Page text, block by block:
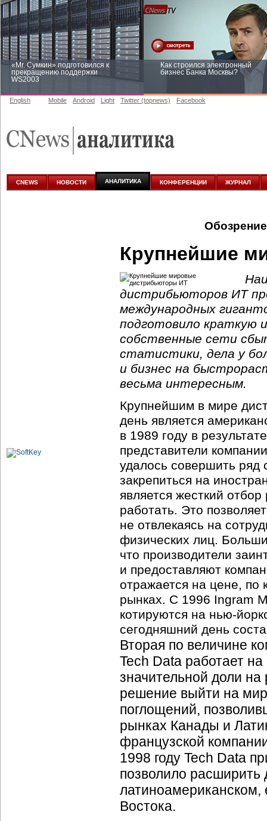
«Mr. Сумкин» подготовился к
прекращению поддержки
WS2003
Как строился электронный
бизнес Банка Москвы?
аналитике
English Mobile Android Light Twitter (topnews) Facebook
CNEWS НОВОСТИ АНАЛИТИКА КОНФЕРЕНЦИИ ЖУРНАЛ
Крупнейшие
дистрибьюторов ИТ
международных
подготовило краткую
собственные сети
статистики, дела у
и бизнес на
весьма интересным.
Крупнейшим в мире
день является
в 1989 году в
представители
удалось совершить ряд
закрепиться на
является жесткий
работать. Это
не отвлекаясь на
физических лиц.
что производители
и предоставляют
отражается на цене, по
рынках. С 1996 Ingram
котируются на нью-
сегодняшний день
Вторая по величине
Tech Data работает
значительной доли
решение выйти на
поглощений,
рынках Канады и
французской
1998 году Tech Data
позволило расширить
латиноамериканском,
Востока.